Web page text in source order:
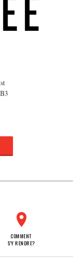
COMMENT
S'Y RENDRE?